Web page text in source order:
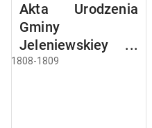
Akta Urodzenia
Gminy
Jeleniewskiey
Roku 1808
1808-1809